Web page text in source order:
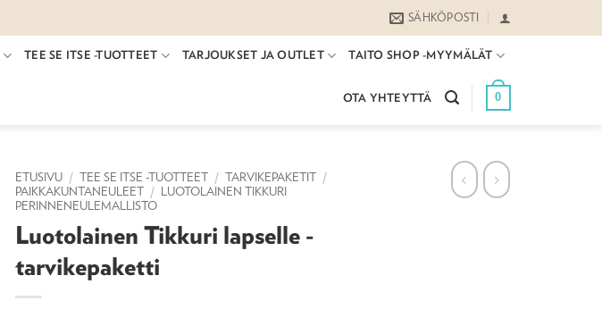
SÄHKÖPOSTI
TEE SE ITSE -TUOTTEET TARJOUKSET JA OUTLET TAITO SHOP -MYYMÄLÄT
OTA YHTEYTTÄ 0
ETUSIVU / TEE SE ITSE -TUOTTEET / TARVIKEPAKETIT /
PAIKKAKUNTANEULEET / LUOTOLAINEN TIKKURI
PERINNENEULEMALLISTO
Luotolainen Tikkuri lapselle -
tarvikepaketti